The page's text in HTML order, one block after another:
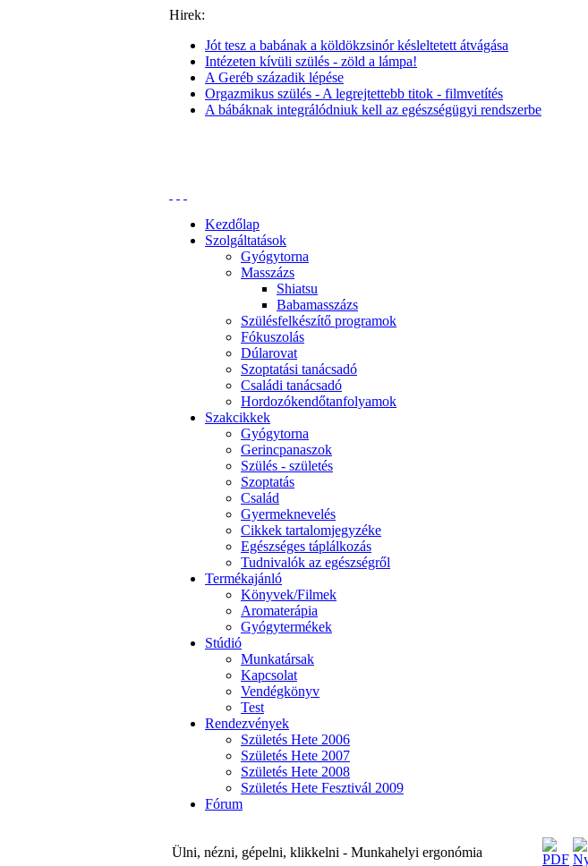
Hirek:
Jót tesz a babának a köldökzsinór késleltetett átvágása
Intézeten kívüli szülés - zöld a lámpa!
A Geréb századik lépése
Orgazmikus szülés - A legrejtettebb titok - filmvetítés
A bábáknak integrálódniuk kell az egészségügyi rendszerbe
Kezdőlap
Szolgáltatások
Gyógytorna
Masszázs
Shiatsu
Babamasszázs
Szülésfelkészítő programok
Fókuszolás
Dúlarovat
Szoptatási tanácsadó
Családi tanácsadó
Hordozókendőtanfolyamok
Szakcikkek
Gyógytorna
Gerincpanaszok
Szülés - születés
Szoptatás
Család
Gyermeknevelés
Cikkek tartalomjegyzéke
Egészséges táplálkozás
Tudnivalók az egészségről
Termékajánló
Könyvek/Filmek
Aromaterápia
Gyógytermékek
Stúdió
Munkatársak
Kapcsolat
Vendégkönyv
Test
Rendezvények
Születés Hete 2006
Születés Hete 2007
Születés Hete 2008
Születés Hete Fesztivál 2009
Fórum
Ülni, nézni, gépelni, klikkelni - Munkahelyi ergonómia